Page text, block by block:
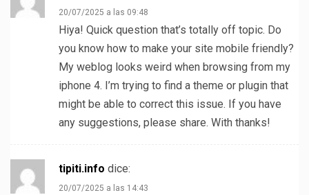
20/07/2025 a las 09:48
Hiya! Quick question that’s totally off topic. Do
you know how to make your site mobile friendly?
My weblog looks weird when browsing from my
iphone 4. I’m trying to find a theme or plugin that
might be able to correct this issue. If you have
any suggestions, please share. With thanks!
tipiti.info dice:
20/07/2025 a las 14:43